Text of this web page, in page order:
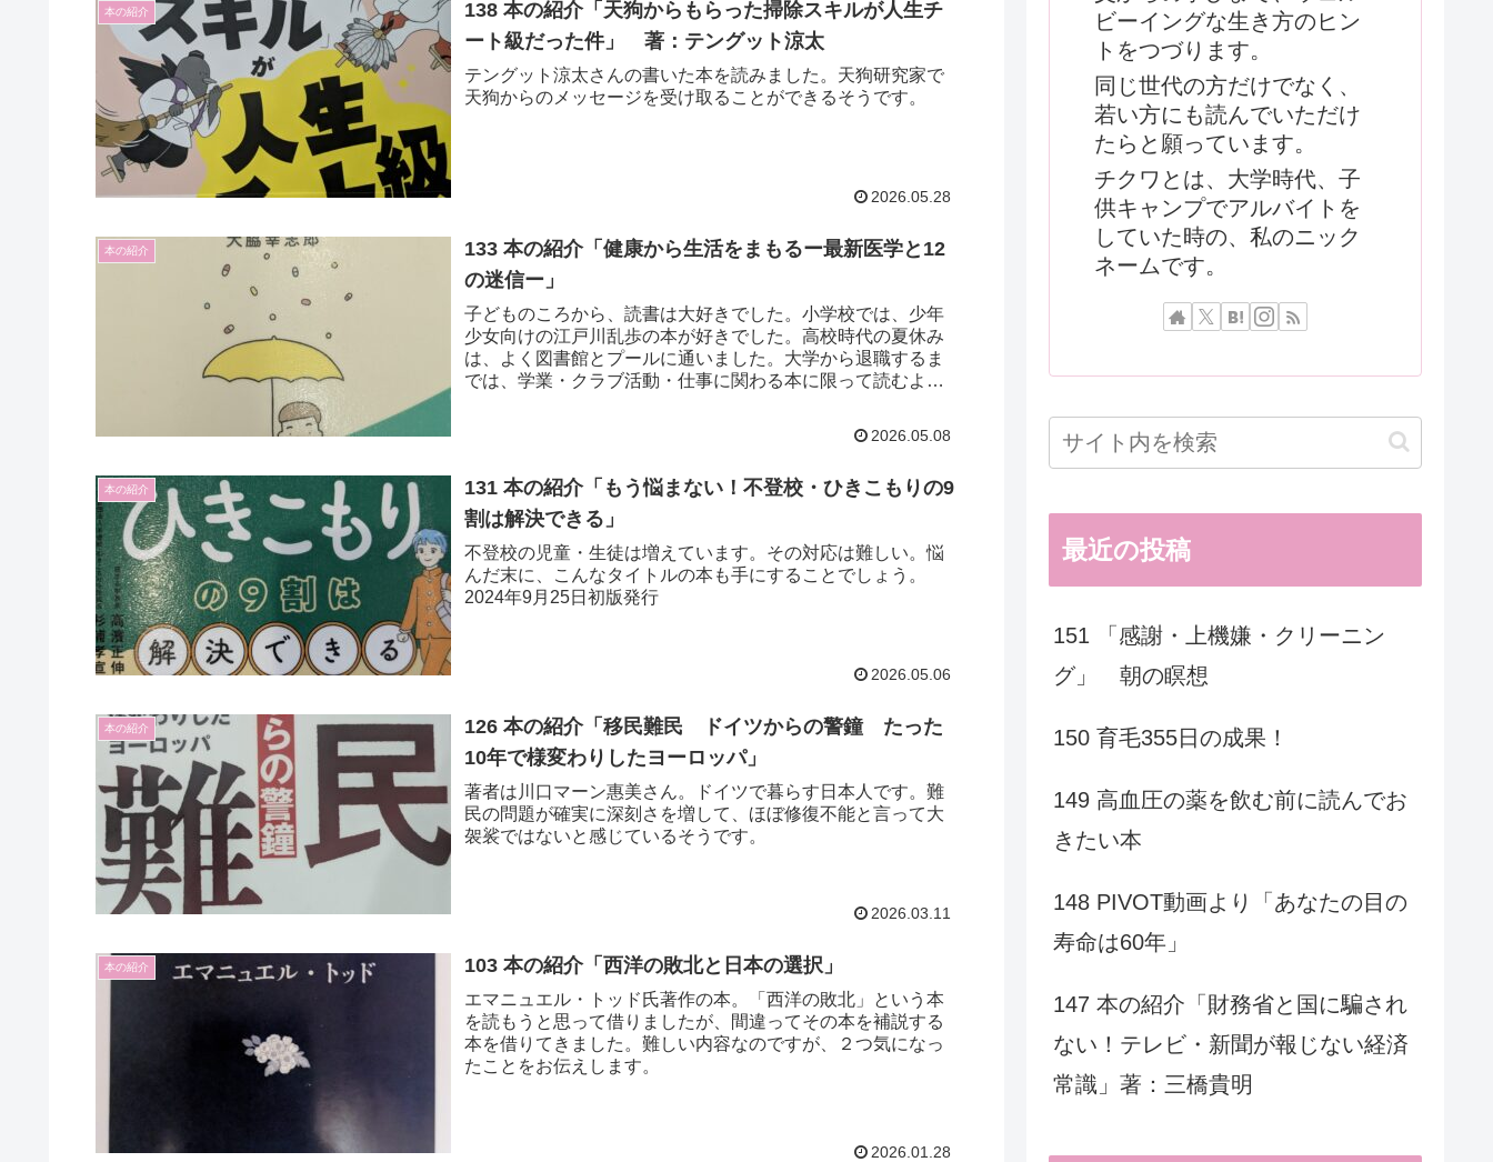
本の紹介
138 本の紹介「天狗からもらった掃除スキルが人生チ
ート級だった件」 著：テングット涼太
テングット涼太さんの書いた本を読みました。天狗研究家で
天狗からのメッセージを受け取ることができるそうです。
2026.05.28
本の紹介
133 本の紹介「健康から生活をまもるー最新医学と12
の迷信ー」
子どものころから、読書は大好きでした。小学校では、少年
少女向けの江戸川乱歩の本が好きでした。高校時代の夏休み
は、よく図書館とプールに通いました。大学から退職するま
では、学業・クラブ活動・仕事に関わる本に限って読むよう
2026.05.08
本の紹介
131 本の紹介「もう悩まない！不登校・ひきこもりの9
割は解決できる」
不登校の児童・生徒は増えています。その対応は難しい。悩
んだ末に、こんなタイトルの本も手にすることでしょう。
2024年9月25日初版発行
2026.05.06
本の紹介
126 本の紹介「移民難民 ドイツからの警鐘 たった
10年で様変わりしたヨーロッパ」
著者は川口マーン惠美さん。ドイツで暮らす日本人です。難
民の問題が確実に深刻さを増して、ほぼ修復不能と言って大
袈裟ではないと感じているそうです。
2026.03.11
本の紹介 103 本の紹介「西洋の敗北と日本の選択」
エマニュエル・トッド氏著作の本。「西洋の敗北」という本
を読もうと思って借りましたが、間違ってその本を補説する
本を借りてきました。難しい内容なのですが、２つ気になっ
たことをお伝えします。
2026.01.28
ビーイングな生き方のヒン
トをつづります。
同じ世代の方だけでなく、
若い方にも読んでいただけ
たらと願っています。
チクワとは、大学時代、子
供キャンプでアルバイトを
していた時の、私のニック
ネームです。
最近の投稿
151 「感謝・上機嫌・クリーニン
グ」 朝の瞑想
150 育毛355日の成果！
149 高血圧の薬を飲む前に読んでお
きたい本
148 PIVOT動画より「あなたの目の
寿命は60年」
147 本の紹介「財務省と国に騙され
ない！テレビ・新聞が報じない経済
常識」著：三橋貴明